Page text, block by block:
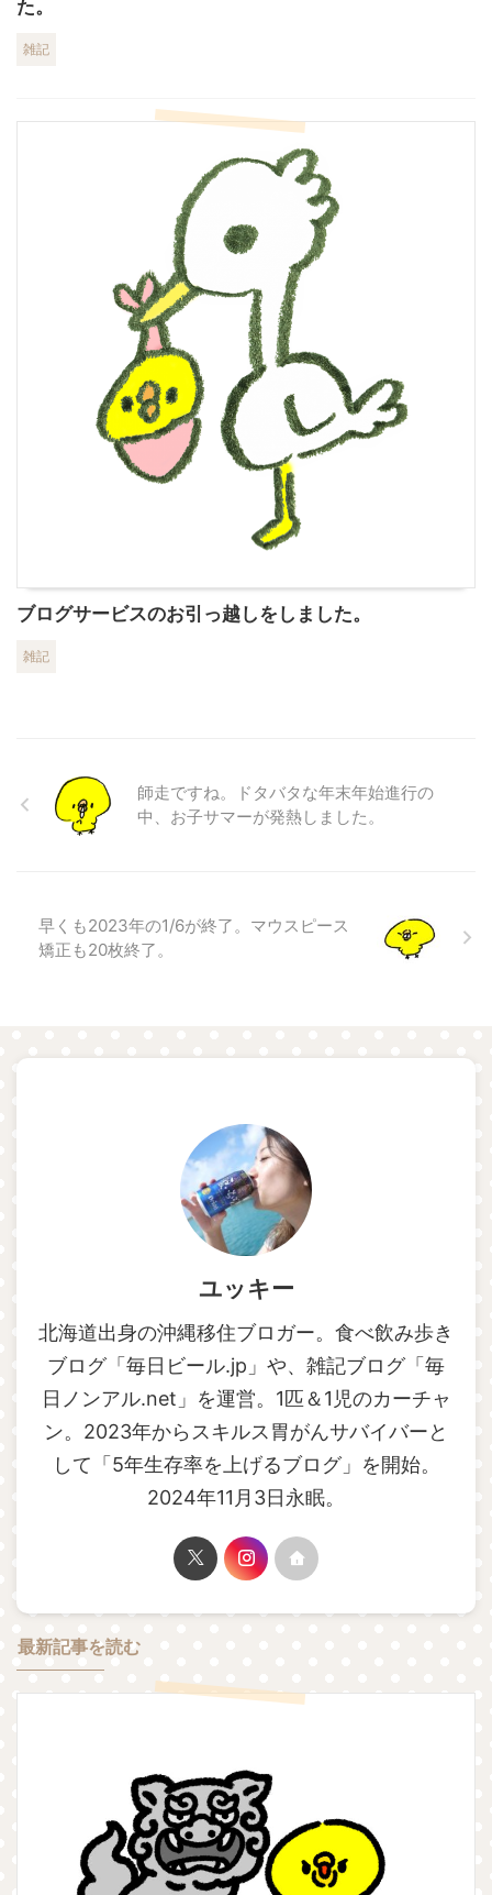
た。
雑記
ブログサービスのお引っ越しをしました。
雑記
師走ですね。ドタバタな年末年始進行の
中、お子サマーが発熱しました。
早くも2023年の1/6が終了。マウスピース
矯正も20枚終了。
ユッキー
北海道出身の沖縄移住ブロガー。食べ飲み歩き
ブログ「毎日ビール.jp」や、雑記ブログ「毎
日ノンアル.net」を運営。1匹＆1児のカーチャ
ン。2023年からスキルス胃がんサバイバーと
して「5年生存率を上げるブログ」を開始。
2024年11月3日永眠。
最新記事を読む